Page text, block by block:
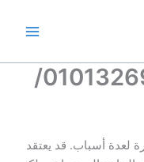
صيانة الثلاجات 01013269373/
لعدة أسباب. قد يعتقد